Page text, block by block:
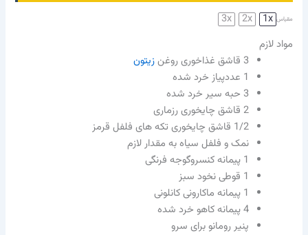
مقیاس 1x
2x
3x
مواد لازم
3 قاشق غذاخوری روغنزیتون
1 عددپیاز خرد شده
3 حبه سیر خرد شده
2 قاشق چایخوری رزماری
1/2 قاشق چایخوری تکه های فلفل قرمز
نمک و فلفل سیاه به مقدار لازم
1 پیمانه کنسروگوجه فرنگی
1 قوطی نخود سبز
1 پیمانه ماکارونی کانلونی
4پیمانه کاهو خرد شده
پنیر رومانو برای سرو